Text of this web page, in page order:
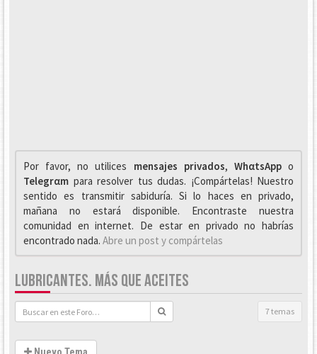
Por favor, no utilices mensajes privados, WhαtsAppo
Telegrαm para resolver tus dudas. ¡Compártelas! Nuestro
sentido es transmitir sabiduría. Si lo haces en privado,
mañana no estará disponible. Encontraste nuestra
comunidad en internet. De estar en privado no habrías
encontrado nada. Abre un post y compártelas
LUBRICANTES. MÁS QUE ACEITES
7 temas